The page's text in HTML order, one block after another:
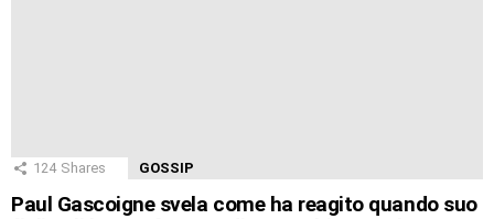
124 Shares GOSSIP
Paul Gascoigne svela come ha reagito quando suo